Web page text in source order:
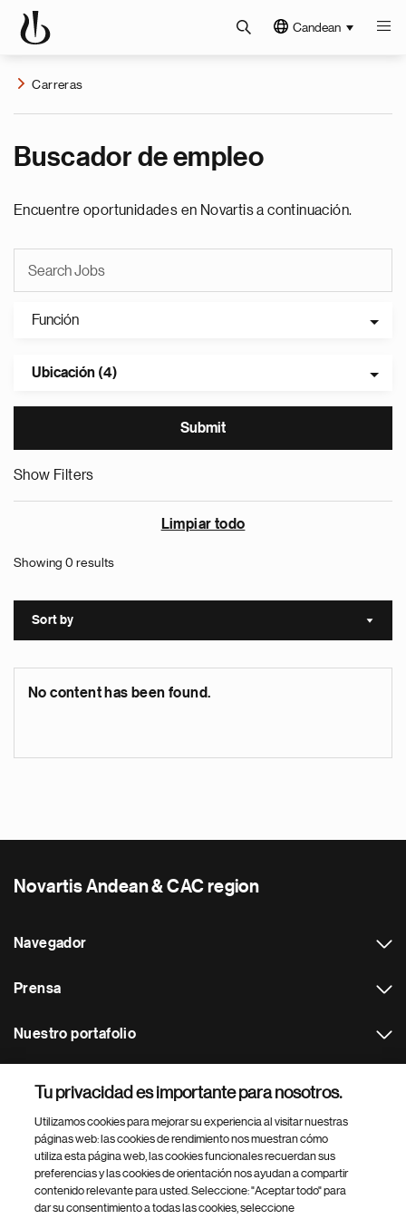
Candean
Carreras
Buscador de empleo
Encuentre oportunidades en Novartis a continuación.
Función
Ubicación (4)
Show Filters
Limpiar todo
Showing 0 results
Sort by Sort
No content has been found.
Novartis Andean & CAC region
Navegador
Prensa
Nuestro portafolio
Footer Site Search
Tu privacidad es importante para nosotros.
Utilizamos cookies para mejorar su experiencia al visitar nuestras
páginas web: las cookies de rendimiento nos muestran cómo
utiliza esta página web, las cookies funcionales recuerdan sus
preferencias y las cookies de orientación nos ayudan a compartir
contenido relevante para usted. Seleccione: "Aceptar todo" para
dar su consentimiento a todas las cookies, seleccione